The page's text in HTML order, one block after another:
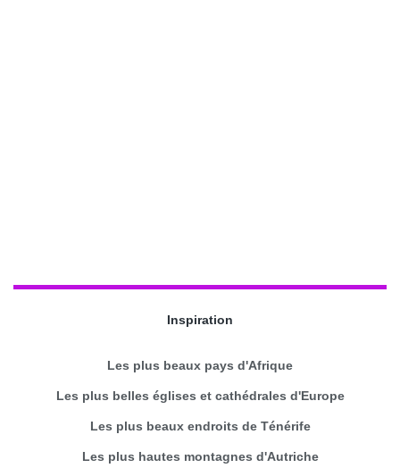
Inspiration
Les plus beaux pays d'Afrique
Les plus belles églises et cathédrales d'Europe
Les plus beaux endroits de Ténérife
Les plus hautes montagnes d'Autriche